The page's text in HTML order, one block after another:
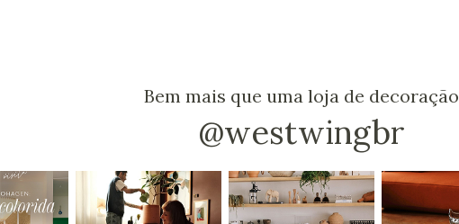
Bem mais que uma loja de decoração
@westwingbr